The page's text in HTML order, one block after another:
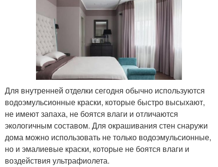
Для внутренней отделки сегодня обычно используются
водоэмульсионные краски, которые быстро высыхают,
не имеют запаха, не боятся влаги и отличаются
экологичным составом. Для окрашивания стен снаружи
дома можно использовать не только водоэмульсионные,
но и эмалиевые краски, которые не боятся влаги и
воздействия ультрафиолета.